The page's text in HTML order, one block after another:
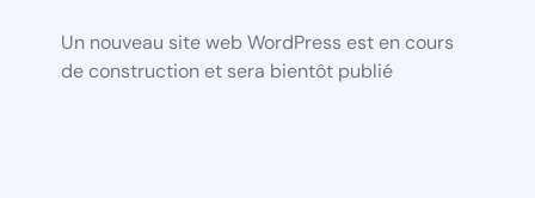
Un nouveau site web WordPress est en cours
de construction et sera bientôt publié